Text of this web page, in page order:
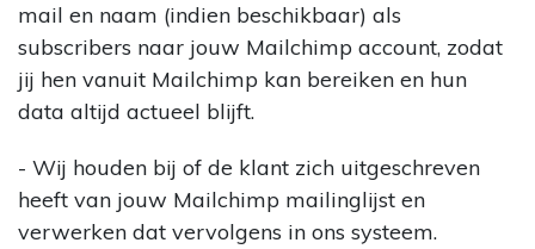
mail en naam (indien beschikbaar) als
subscribers naar jouw Mailchimp account, zodat
jij hen vanuit Mailchimp kan bereiken en hun
data altijd actueel blijft.
- Wij houden bij of de klant zich uitgeschreven
heeft van jouw Mailchimp mailinglijst en
verwerken dat vervolgens in ons systeem.